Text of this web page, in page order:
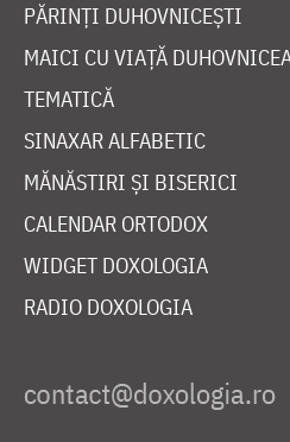
PĂRINȚI DUHOVNICEȘTI
MAICI CU VIAȚĂ
TEMATICĂ
SINAXAR ALFABETIC
MĂNĂSTIRI ȘI BISERICI
CALENDAR ORTODOX
WIDGET DOXOLOGIA
RADIO DOXOLOGIA